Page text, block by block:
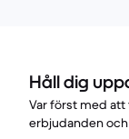
Håll dig
Var först med att
erbjudanden